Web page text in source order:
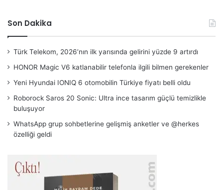
Son Dakika
Türk Telekom, 2026’nın ilk yarısında gelirini yüzde 9 artırdı
HONOR Magic V6 katlanabilir telefonla ilgili bilmen gerekenler
Yeni Hyundai IONIQ 6 otomobilin Türkiye fiyatı belli oldu
Roborock Saros 20 Sonic: Ultra ince tasarım güçlü temizlikle
buluşuyor
WhatsApp grup sohbetlerine gelişmiş anketler ve @herkes
özelliği geldi